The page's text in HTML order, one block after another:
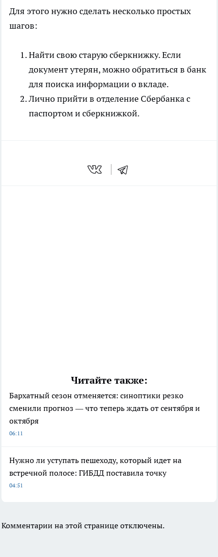
Для этого нужно сделать несколько простых
шагов:
Найти свою старую сберкнижку. Если
документ утерян, можно обратиться в банк
для поиска информации о вкладе.
Лично прийти в отделение Сбербанка с
паспортом и сберкнижкой.
Читайте также:
Бархатный сезон отменяется: синоптики резко
сменили прогноз — что теперь ждать от сентября и
октября
06:11
Нужно ли уступать пешеходу, который идет на
встречной полосе: ГИБДД поставила точку
04:51
Комментарии на этой странице отключены.